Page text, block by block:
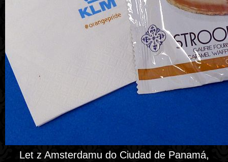
Let z Amsterdamu do Ciudad de Panamá,